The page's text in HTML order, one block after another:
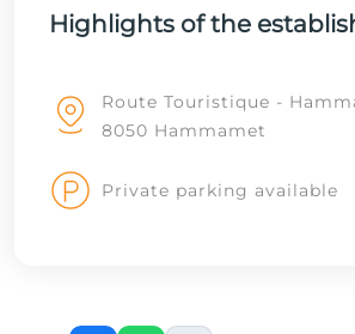
Highlights of the
Route Touristique -
8050 Hammamet
Private parking available